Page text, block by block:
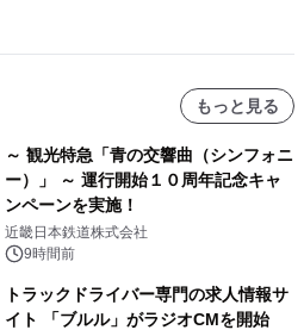
もっと見る
～ 観光特急「青の交響曲（シンフォニ
ー）」 ～ 運行開始１０周年記念キャ
ンペーンを実施！
近畿日本鉄道株式会社
9時間前
トラックドライバー専門の求人情報サ
イト 「ブルル」がラジオCMを開始